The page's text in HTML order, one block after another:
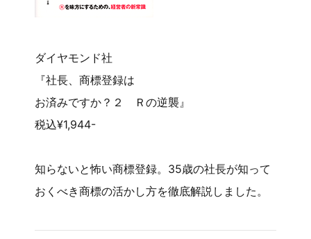
ダイヤモンド社
『社長、商標登録は
お済みですか？２ Ｒの逆襲』
税込¥1,944-
知らないと怖い商標登録。35歳の社長が知って
おくべき商標の活かし方を徹底解説しました。